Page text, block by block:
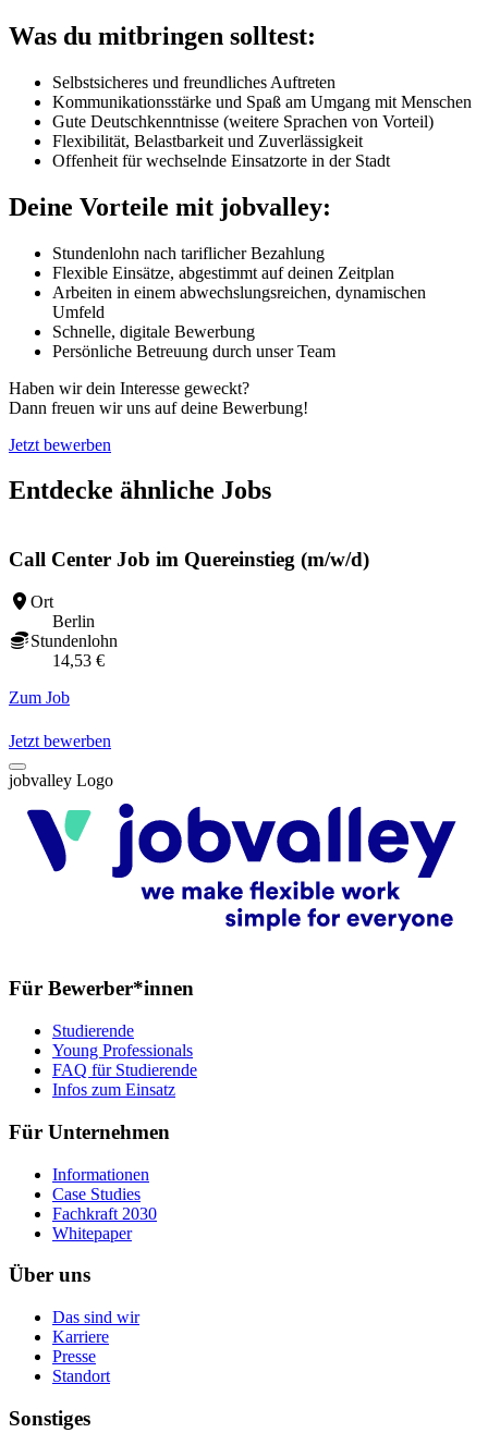
Was du mitbringen solltest:
Selbstsicheres und freundliches Auftreten
Kommunikationsstärke und Spaß am Umgang mit Menschen
Gute Deutschkenntnisse (weitere Sprachen von Vorteil)
Flexibilität, Belastbarkeit und Zuverlässigkeit
Offenheit für wechselnde Einsatzorte in der Stadt
Deine Vorteile mit jobvalley:
Stundenlohn nach tariflicher Bezahlung
Flexible Einsätze, abgestimmt auf deinen Zeitplan
Arbeiten in einem abwechslungsreichen, dynamischen
Umfeld
Schnelle, digitale Bewerbung
Persönliche Betreuung durch unser Team
Haben wir dein Interesse geweckt?
Dann freuen wir uns auf deine Bewerbung!
Jetzt bewerben
Entdecke ähnliche Jobs
Call Center Job im Quereinstieg (m/w/d)
Ort
Berlin
Stundenlohn
14,53 €
Zum Job
Jetzt bewerben
jobvalley Logo
Für Bewerber*innen
Studierende
Young Professionals
FAQ für Studierende
Infos zum Einsatz
Für Unternehmen
Informationen
Case Studies
Fachkraft 2030
Whitepaper
Über uns
Das sind wir
Karriere
Presse
Standort
Sonstiges